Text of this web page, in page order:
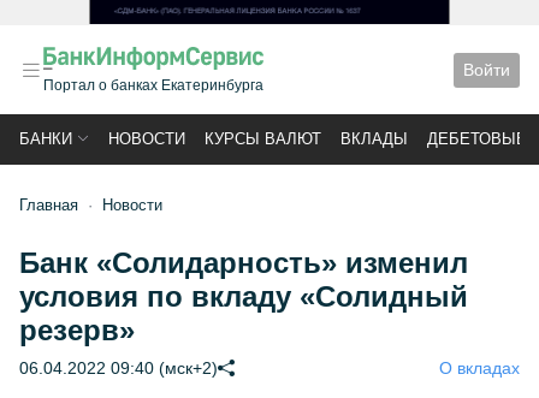
Портал о банках Екатеринбурга
Войти
БАНКИ НОВОСТИ КУРСЫ ВАЛЮТ ВКЛАДЫ ДЕБЕТОВЫЕ
Главная Новости
Банк «Солидарность» изменил
условия по вкладу «Солидный
резерв»
06.04.2022 09:40 (мск+2) О вкладах